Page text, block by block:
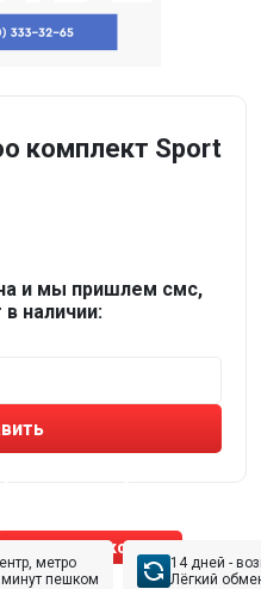
комплект Sport
и мы пришлем смс,
наличии:
Позвонить эксперту
метро
пешком
14 дней -
Лёгкий